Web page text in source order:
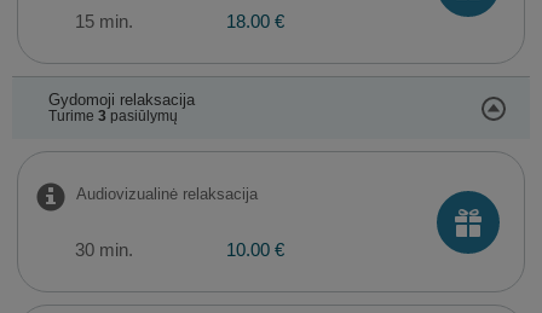
15 min. 18.00 €
Gydomoji relaksacija
Turime 3 pasiūlymų
​Audiovizualinė relaksacija
30 min. 10.00 €